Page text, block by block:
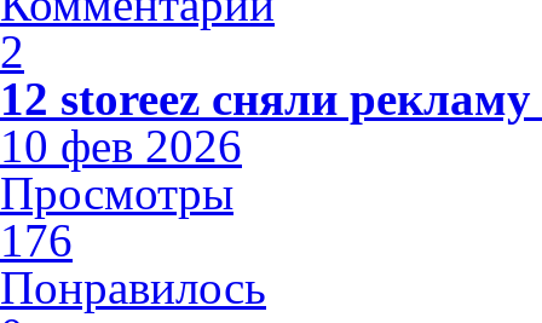
2
12 storeez сняли
10 фев 2026
Просмотры
176
Понравилось